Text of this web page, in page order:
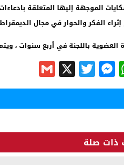
الموجهة إليها المتعلقة
إثراء الفكر والحوار في مجال
العضوية باللجنة في أربع سنوات ،
WhatsApp
Messenger
Twitter
X
Gmail
ذات صلة